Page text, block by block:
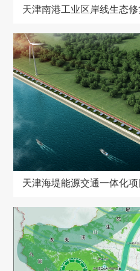
天津南港工业区岸线生态修
天津南港工业区岸线生态修
天津海堤能源交通一体化项
天津海堤能源交通一体化项